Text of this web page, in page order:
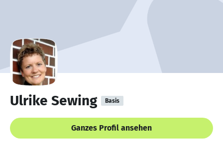
Ulrike Sewing Basis
Ganzes Profil ansehen